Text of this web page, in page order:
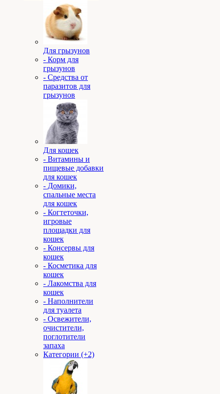
Для грызунов
- Корм для
грызунов
- Средства от
паразитов для
грызунов
Для кошек
- Витамины и
пищевые добавки
для кошек
- Домики,
спальные места
для кошек
- Когтеточки,
игровые
площадки для
кошек
- Консервы для
кошек
- Косметика для
кошек
- Лакомства для
кошек
- Наполнители
для туалета
- Освежители,
очистители,
поглотители
запаха
Категории (+2)